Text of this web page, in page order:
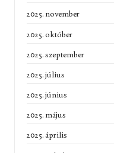
2025. november
2025. október
2025. szeptember
2025. július
2025. június
2025. május
2025. április